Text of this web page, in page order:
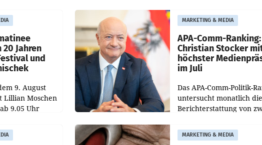
Vöslauer zu
entsprechende
Medienberichte.
Jahren
und
9. August
Lillian Moschen
9.05 Uhr
Die Sendung
MARKETING & MEDIA
APA-Comm-Ranking:
Christian Stocker
höchster
im Juli
Das APA-Comm-Politik-
untersucht monatlich die
Berichterstattung von
Tageszeitungen und
welche Politikerinnen und
MARKETING & MEDIA